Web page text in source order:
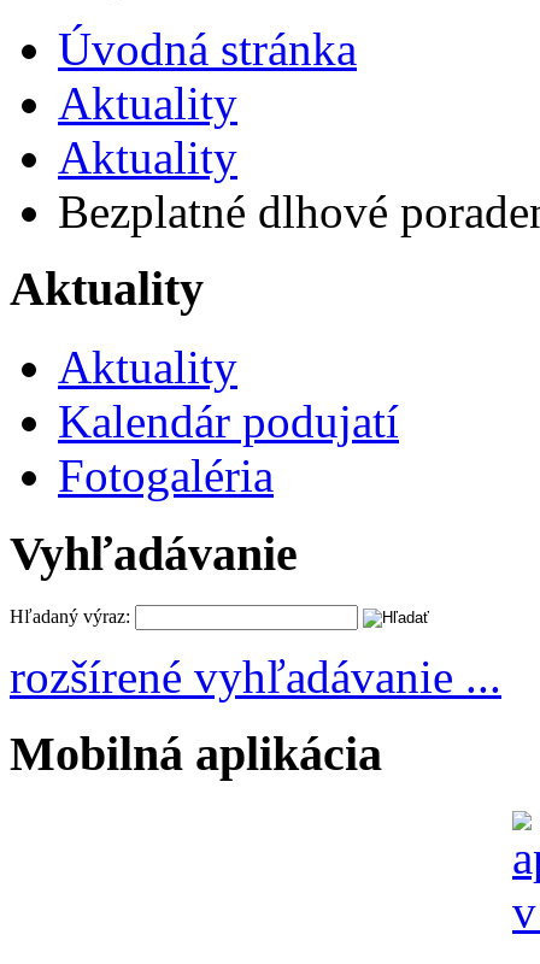
Úvodná stránka
Aktuality
Aktuality
Bezplatné dlhové
Aktuality
Aktuality
Kalendár podujatí
Fotogaléria
Vyhľadávanie
Hľadaný výraz:
rozšírené vyhľadávanie ...
Mobilná aplikácia